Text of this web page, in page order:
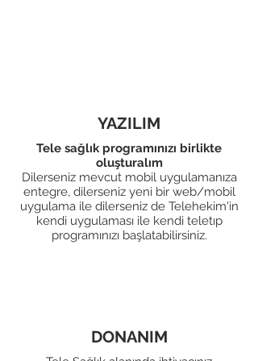
YAZILIM
Tele sağlık programınızı birlikte
oluşturalım
Dilerseniz mevcut mobil uygulamanıza
entegre, dilerseniz yeni bir web/mobil
uygulama ile dilerseniz de Telehekim'in
kendi uygulaması ile kendi teletıp
programınızı başlatabilirsiniz.
DONANIM